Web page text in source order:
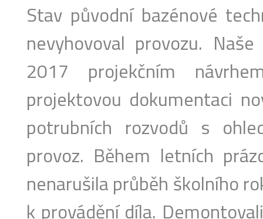
Stav původní bazénové
nevyhovoval provozu.
2017 projekčním
projektovou dokumentaci
potrubních rozvodů s
provoz. Během letních
nenarušila průběh školního
k provádění díla.